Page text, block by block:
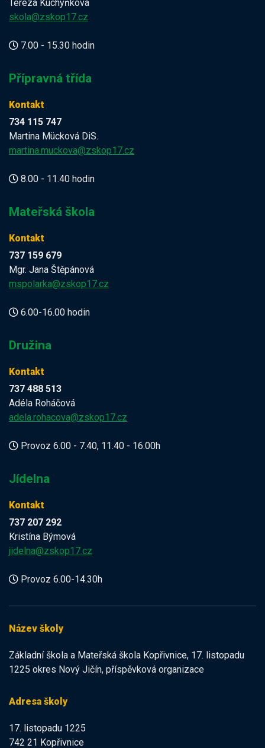
Tereza Kuchyňková
skola@zskop17.cz
7.00 - 15.30 hodin
Přípravná třída
Kontakt
734 115 747
Martina Mücková DiS.
martina.muckova@zskop17.cz
8.00 - 11.40 hodin
Mateřská škola
Kontakt
737 159 679
Mgr. Jana Štěpánová
mspolarka@zskop17.cz
6.00-16.00 hodin
Družina
Kontakt
737 488 513
Adéla Roháčová
adela.rohacova@zskop17.cz
Provoz 6.00 - 7.40, 11.40 - 16.00h
Jídelna
Kontakt
737 207 292
Kristína Býmová
jidelna@zskop17.cz
Provoz 6.00-14.30h
Název školy
Základní škola a Mateřská škola Kopřivnice, 17. listopadu
1225 okres Nový Jičín, příspěvková organizace
Adresa školy
17. listopadu 1225
742 21 Kopřivnice